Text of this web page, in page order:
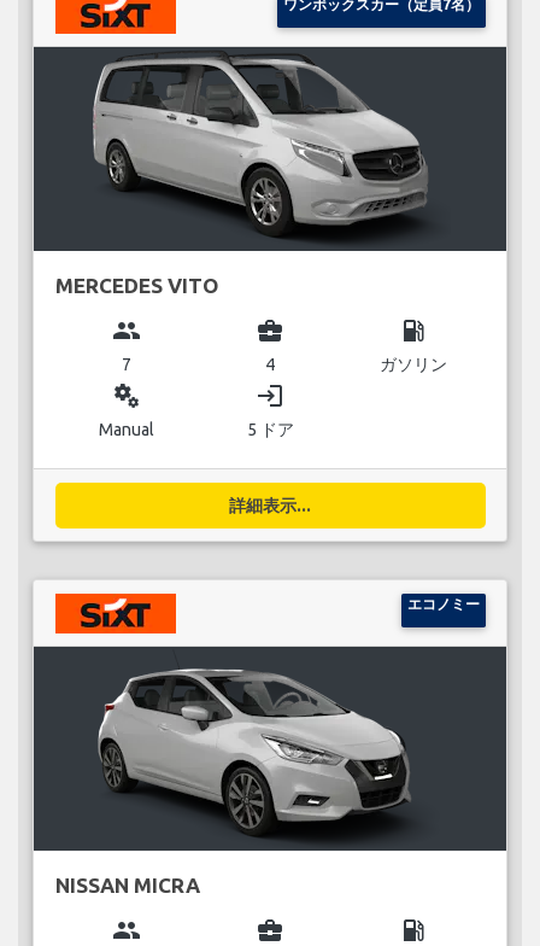
ワンボックスカー（定員7名）
MERCEDES VITO
group
7
business_center
4
local_gas_station
ガソリン
miscellaneous_services
Manual
login
5 ドア
詳細表示...
エコノミー
NISSAN MICRA
group business_center local_gas_station